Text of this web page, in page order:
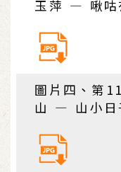
玉萍 — 啾咕
圖片四、第
山 — 山小日